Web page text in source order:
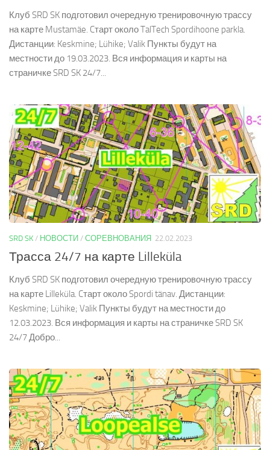
Клуб SRD SK подготовил очередную тренировочную трассу
на карте Mustamäe. Cтарт около TalTech Spordihoone parkla.
Дистанции: Keskmine; Lühike; Valik Пункты будут на
местности до 19.03.2023. Вся информация и карты на
страничке SRD SK 24/7...
SRD SK / НОВОСТИ / СОРЕВНОВАНИЯ 22.02.2023
Трасса 24/7 на карте Lilleküla
Клуб SRD SK подготовил очередную тренировочную трассу
на карте Lilleküla. Cтарт около Spordi tänav. Дистанции:
Keskmine; Lühike; Valik Пункты будут на местности до
12.03.2023. Вся информация и карты на страничке SRD SK
24/7 Добро...